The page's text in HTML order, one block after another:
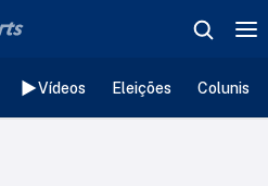
Vídeos Eleições